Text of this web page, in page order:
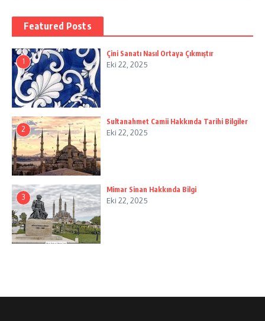
Featured Posts
1
Çini Sanatı Nasıl Ortaya Çıkmıştır
Eki 22, 2025
2
Sultanahmet Camii Hakkında Tarihi Bilgiler
Eki 22, 2025
3
Mimar Sinan Hakkında Bilgi
Eki 22, 2025